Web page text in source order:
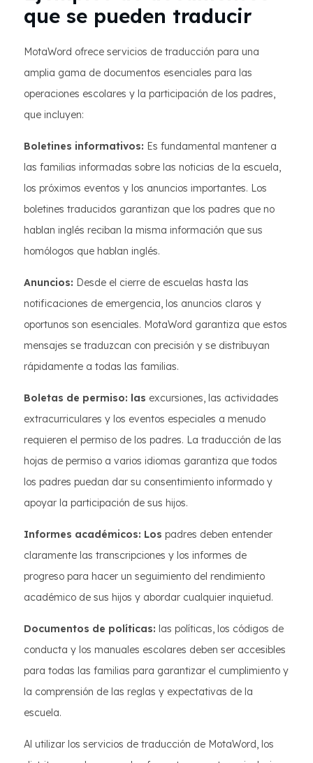
que se pueden traducir
MotaWord ofrece servicios de traducción para una
amplia gama de documentos esenciales para las
operaciones escolares y la participación de los padres,
que incluyen:
Boletines informativos: Es fundamental mantener a
las familias informadas sobre las noticias de la escuela,
los próximos eventos y los anuncios importantes. Los
boletines traducidos garantizan que los padres que no
hablan inglés reciban la misma información que sus
homólogos que hablan inglés.
Anuncios: Desde el cierre de escuelas hasta las
notificaciones de emergencia, los anuncios claros y
oportunos son esenciales. MotaWord garantiza que estos
mensajes se traduzcan con precisión y se distribuyan
rápidamente a todas las familias.
Boletas de permiso: las excursiones, las actividades
extracurriculares y los eventos especiales a menudo
requieren el permiso de los padres. La traducción de las
hojas de permiso a varios idiomas garantiza que todos
los padres puedan dar su consentimiento informado y
apoyar la participación de sus hijos.
Informes académicos: Los padres deben entender
claramente las transcripciones y los informes de
progreso para hacer un seguimiento del rendimiento
académico de sus hijos y abordar cualquier inquietud.
Documentos de políticas: las políticas, los códigos de
conducta y los manuales escolares deben ser accesibles
para todas las familias para garantizar el cumplimiento y
la comprensión de las reglas y expectativas de la
escuela.
Al utilizar los servicios de traducción de MotaWord, los